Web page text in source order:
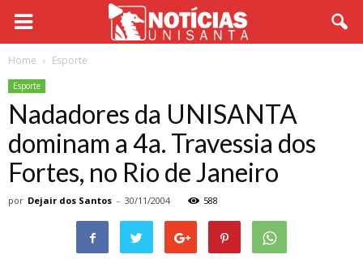
Home Esporte
Esporte
Nadadores da UNISANTA
dominam a 4a. Travessia dos
Fortes, no Rio de Janeiro
por Dejair dos Santos - 30/11/2004 588